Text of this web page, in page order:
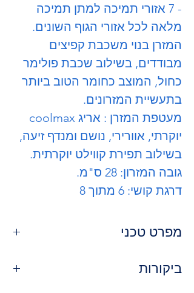
- 7 אזורי תמיכה למתן תמיכה
מלאה לכל אזורי הגוף השונים.
המזרן בנוי משכבת קפיצים
מבודדים, בשילוב שכבת פולימר
כחול, המוצב כחומר הטוב ביותר
בתעשיית המזרונים.
מעטפת המזרן : אריג coolmax
יוקרתי, אוורירי, נושם ומנדף זיעה,
בשילוב תפירת קווילט יוקרתית.
גובה המזרון: 28 ס"מ.
דרגת קושי: 6 מתוך 8
מפרט טכני
מערכת קפיצים
: קפיצים מבודדים, כל
ביקורות